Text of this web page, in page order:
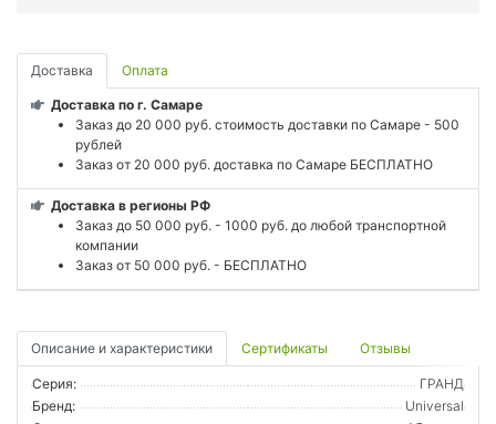
Доставка Оплата
Доставка по г. Самаре
Заказ до 20 000 руб. стоимость доставки по Самаре - 500
рублей
Заказ от 20 000 руб. доставка по Самаре БЕСПЛАТНО
Доставка в регионы РФ
Заказ до 50 000 руб. - 1000 руб. до любой транспортной
компании
Заказ от 50 000 руб. - БЕСПЛАТНО
Описание и характеристики Сертификаты Отзывы
Серия:
ГРАНД
Бренд:
Universal